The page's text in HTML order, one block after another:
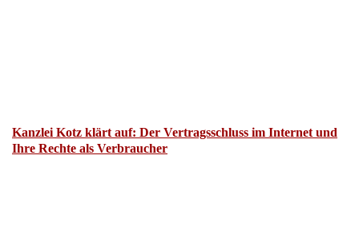
Ihre Rechte als Verbraucher